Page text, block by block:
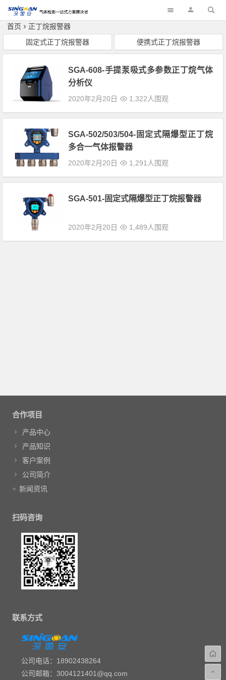
深国安
首页
正丁烷报警器
固定式正丁烷报警器
便携式正丁烷报警器
SGA-608-手提泵吸式多参数正丁烷气体
分析仪
2020年2月20日 1,322人围观
SGA-502/503/504-固定式隔爆型正丁烷
多合一气体报警器
2020年2月20日 1,291人围观
SGA-501-固定式隔爆型正丁烷报警器
2020年2月20日 1,489人围观
合作项目
产品中心
产品知识
客户案例
公司简介
新闻资讯
扫码咨询
联系方式
公司电话：18902438264
公司邮箱：3004121401@qq.com